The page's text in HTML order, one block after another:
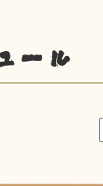
ール